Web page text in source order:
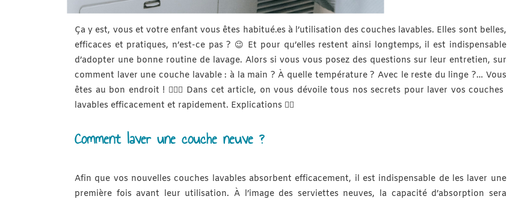
Ça y est, vous et votre enfant vous êtes habitué.es à l’utilisation des couches lavables. Elles sont belles,
efficaces et pratiques, n’est-ce pas ? 😉 Et pour qu’elles restent ainsi longtemps, il est indispensable
d’adopter une bonne routine de lavage. Alors si vous vous posez des questions sur leur entretien, sur
comment laver une couche lavable : à la main ? À quelle température ? Avec le reste du linge ?… Vous
êtes au bon endroit ! 🙋🏻‍♀️ Dans cet article, on vous dévoile tous nos secrets pour laver vos couches
lavables efficacement et rapidement. Explications 👇🏻
Comment laver une couche neuve ?
Afin que vos nouvelles couches lavables absorbent efficacement, il est indispensable de les laver une
première fois avant leur utilisation. À l’image des serviettes neuves, la capacité d’absorption sera